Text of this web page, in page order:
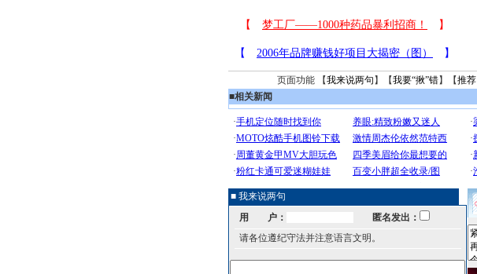
页面功能 【我来说两句 】【我要“揪”错】【推荐
■相关新闻
■ 我来说两句
用 户：
匿名发出：
请各位遵纪守法并注意语言文明。